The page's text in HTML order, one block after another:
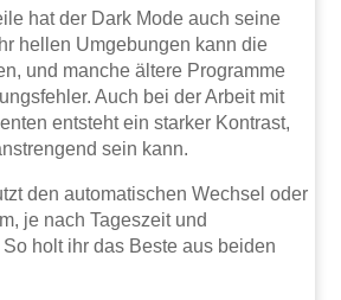
hat der Dark Mode auch seine
hellen Umgebungen kann die
und manche ältere Programme
Auch bei der Arbeit mit
entsteht ein starker Kontrast,
sein kann.
den automatischen Wechsel oder
je nach Tageszeit und
holt ihr das Beste aus beiden